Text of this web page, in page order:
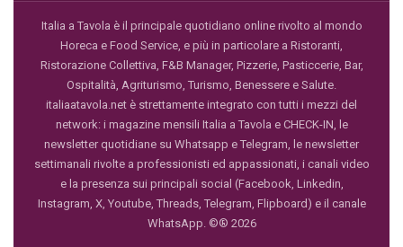
Italia a Tavola è il principale quotidiano online rivolto al mondo
Horeca e Food Service, e più in particolare a Ristoranti,
Ristorazione Collettiva, F&B Manager, Pizzerie, Pasticcerie, Bar,
Ospitalità, Agriturismo, Turismo, Benessere e Salute.
italiaatavola.net è strettamente integrato con tutti i mezzi del
network: i magazine mensili Italia a Tavola e CHECK-IN, le
newsletter quotidiane su Whatsapp e Telegram, le newsletter
settimanali rivolte a professionisti ed appassionati, i canali video
e la presenza sui principali social (Facebook, Linkedin,
Instagram, X, Youtube, Threads, Telegram, Flipboard) e il canale
WhatsApp. ©® 2026